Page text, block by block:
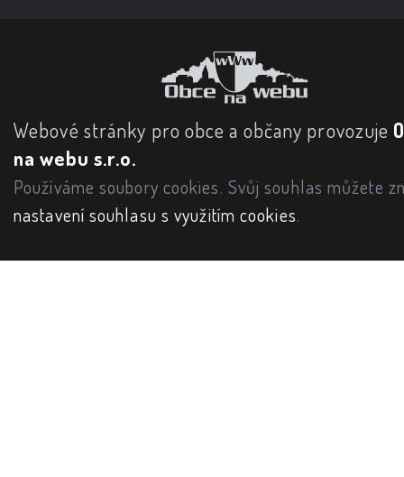
Webové stránky pro obce a občany provozuje
na webu s.r.o.
Používáme soubory cookies. Svůj souhlas můžete
nastavení souhlasu s využitím cookies.